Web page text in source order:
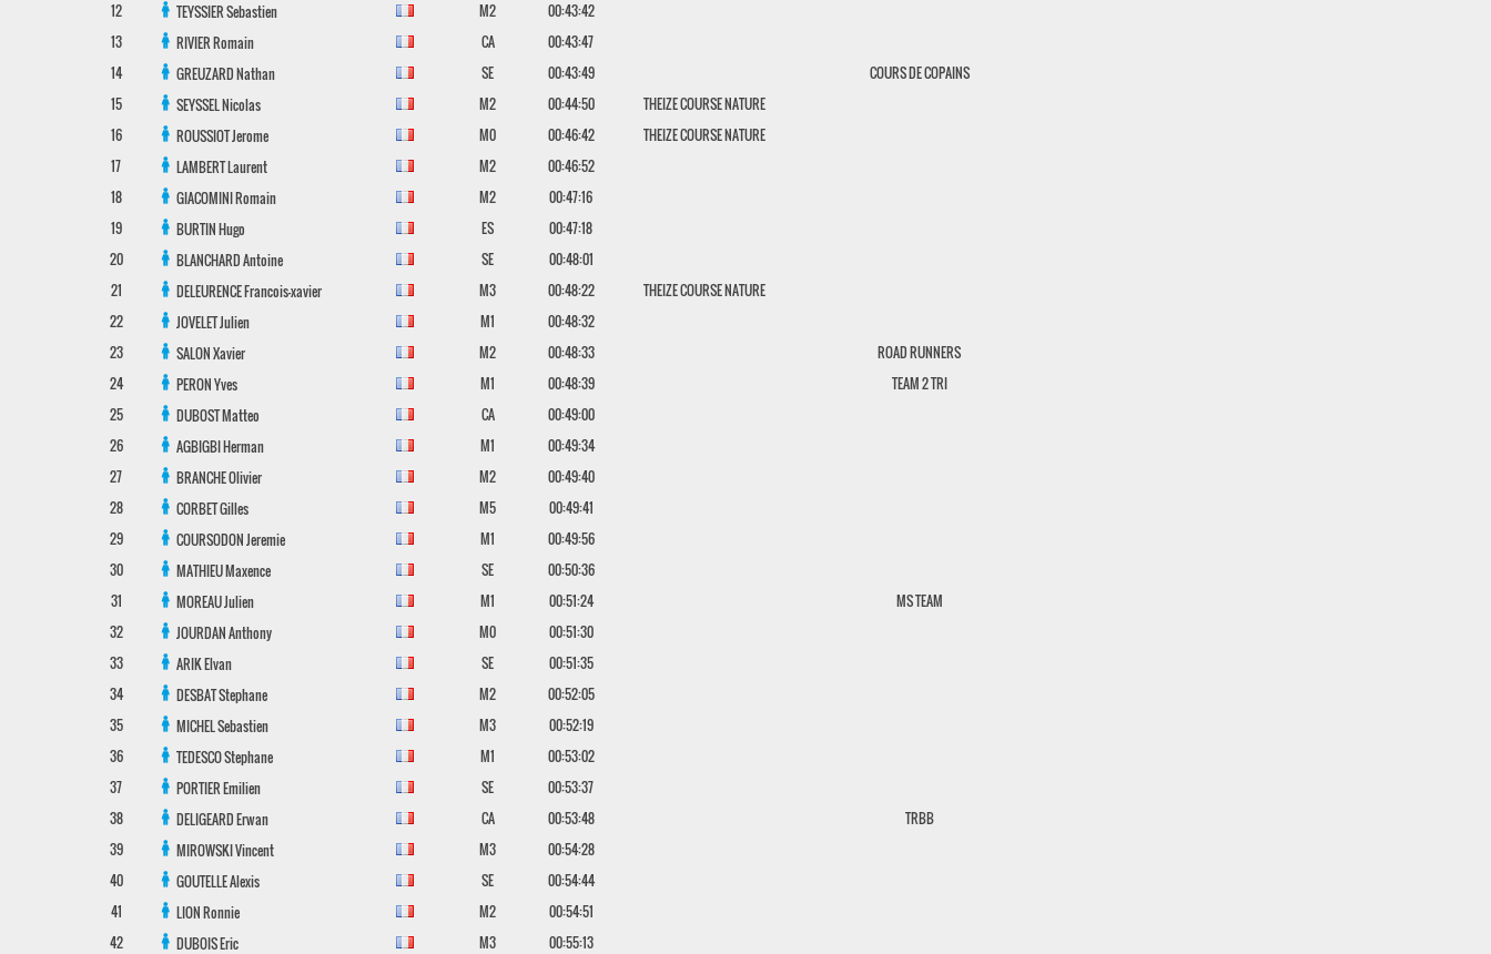
12
TEYSSIERSebastien M2
00:43:42
13
RIVIERRomain CA
00:43:47
14
GREUZARDNathan SE 00:43:49
COURS DE COPAINS
15
SEYSSELNicolas M2 00:44:50
THEIZE COURSE NATURE
16
ROUSSIOTJerome M0 00:46:42
THEIZE COURSE NATURE
17
LAMBERTLaurent M2
00:46:52
18
GIACOMINIRomain M2
00:47:16
19
BURTINHugo ES
00:47:18
20
BLANCHARDAntoine SE
00:48:01
21
DELEURENCEFrancois-xavier M3 00:48:22
THEIZE COURSE NATURE
22
JOVELETJulien M1
00:48:32
23
SALONXavier M2 00:48:33
ROAD RUNNERS
24
PERONYves M1 00:48:39
TEAM 2 TRI
25
DUBOSTMatteo CA
00:49:00
26
AGBIGBIHerman M1
00:49:34
27
BRANCHEOlivier M2
00:49:40
28
CORBETGilles M5
00:49:41
29
COURSODONJeremie M1
00:49:56
30
MATHIEUMaxence SE
00:50:36
31
MOREAUJulien M1 00:51:24
MS TEAM
32
JOURDANAnthony M0
00:51:30
33
ARIKElvan SE
00:51:35
34
DESBATStephane M2
00:52:05
35
MICHELSebastien M3
00:52:19
36
TEDESCOStephane M1
00:53:02
37
PORTIEREmilien SE
00:53:37
38
DELIGEARDErwan CA 00:53:48
TRBB
39
MIROWSKIVincent M3
00:54:28
40
GOUTELLEAlexis SE
00:54:44
41
LIONRonnie M2
00:54:51
42
DUBOISEric M3
00:55:13